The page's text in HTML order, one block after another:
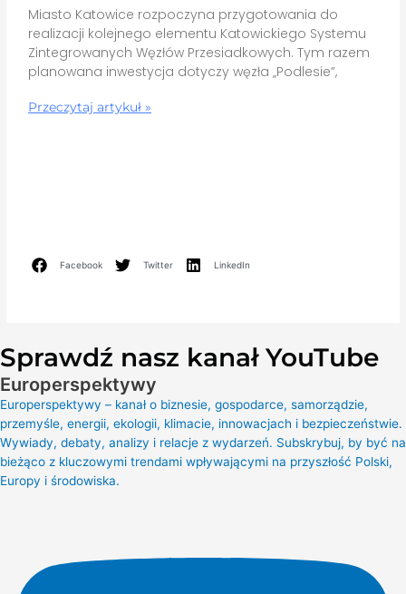
Miasto Katowice rozpoczyna przygotowania do
realizacji kolejnego elementu Katowickiego Systemu
Zintegrowanych Węzłów Przesiadkowych. Tym razem
planowana inwestycja dotyczy węzła „Podlesie”,
Przeczytaj artykuł »
Facebook Twitter LinkedIn
Sprawdź nasz kanał YouTube
Europerspektywy
Europerspektywy – kanał o biznesie, gospodarce, samorządzie,
przemyśle, energii, ekologii, klimacie, innowacjach i bezpieczeństwie.
Wywiady, debaty, analizy i relacje z wydarzeń. Subskrybuj, by być na
bieżąco z kluczowymi trendami wpływającymi na przyszłość Polski,
Europy i środowiska.